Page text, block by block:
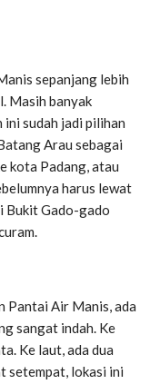
sepanjang lebih
Masih banyak
ini sudah jadi pilihan
Arau sebagai
kota Padang, atau
harus lewat
Bukit Gado-gado
Pantai Air Manis, ada
sangat indah. Ke
Ke laut, ada dua
setempat, lokasi ini